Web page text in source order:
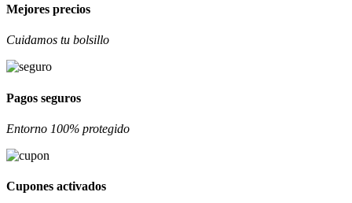
Mejores precios
Cuidamos tu bolsillo
Pagos seguros
Entorno 100% protegido
Cupones activados